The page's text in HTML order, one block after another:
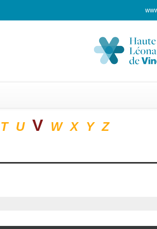
T U V W X Y Z